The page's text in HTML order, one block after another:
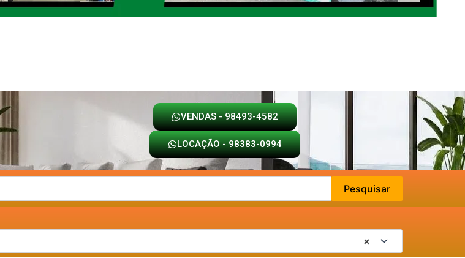
VENDAS - 98493-4582
LOCAÇÃO - 98383-0994
Pesquisar
×